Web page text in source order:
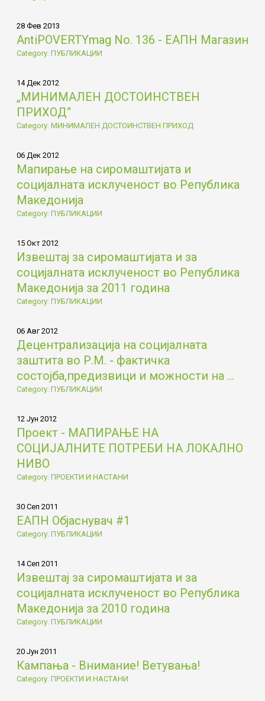
28 Фев 2013
AntiPOVERTYmag No. 136 - ЕАПН Магазин
Category: ПУБЛИКАЦИИ
14 Дек 2012
„МИНИМАЛЕН ДОСТОИНСТВЕН
ПРИХОД“
Category: МИНИМАЛЕН ДОСТОИНСТВЕН ПРИХОД
06 Дек 2012
Мапирање на сиромаштијата и
социјалната исклученост во Република
Македонија
Category: ПУБЛИКАЦИИ
15 Окт 2012
Извештај за сиромаштијата и за
социјалната исклученост во Република
Македонија за 2011 година
Category: ПУБЛИКАЦИИ
06 Авг 2012
Децентрализација на социјалната
заштита во Р.М. - фактичка
состојба,предизвици и можности на ...
Category: ПУБЛИКАЦИИ
12 Јун 2012
Проект - МАПИРАЊЕ НА
СОЦИЈАЛНИТЕ ПОТРЕБИ НА ЛОКАЛНО
НИВО
Category: ПРОЕКТИ И НАСТАНИ
30 Сеп 2011
ЕАПН Објаснувач #1
Category: ПУБЛИКАЦИИ
14 Сеп 2011
Извештај за сиромаштијата и за
социјалната исклученост во Република
Македонија за 2010 година
Category: ПУБЛИКАЦИИ
20 Јун 2011
Кампања - Внимание! Ветувања!
Category: ПРОЕКТИ И НАСТАНИ